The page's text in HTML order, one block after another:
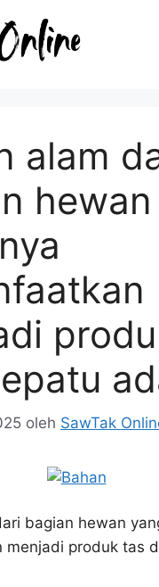
alam
oleh SawTak
bagian hewan
menjadi produk tas